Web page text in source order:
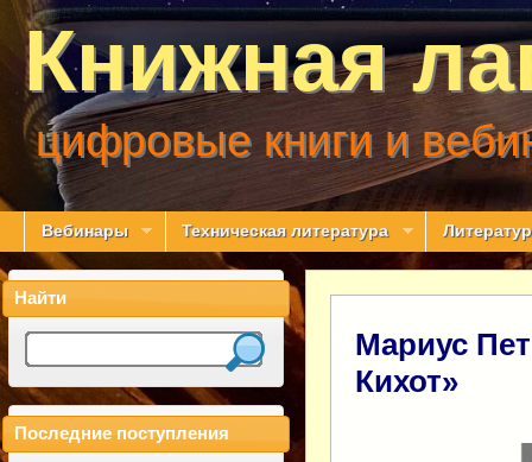
Книжная
цифровые книги и
Вебинары Техническая литература
Мариус
Кихот»
Найти
Последние поступления